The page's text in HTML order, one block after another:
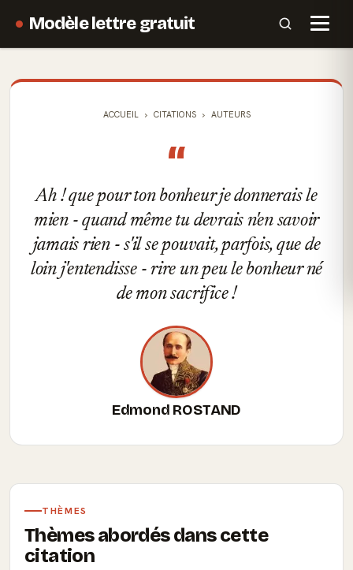
Modèle lettre gratuit
ACCUEIL CITATIONS AUTEURS
“
Ah ! que pour ton bonheur je donnerais le
mien - quand même tu devrais n'en savoir
jamais rien - s'il se pouvait, parfois, que de
loin j'entendisse - rire un peu le bonheur né
de mon sacrifice !
Edmond ROSTAND
THÈMES
Thèmes abordés dans cette
citation